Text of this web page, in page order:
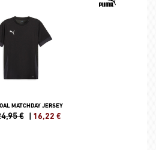
MATCHDAY JERSEY
€ | 16,22 €